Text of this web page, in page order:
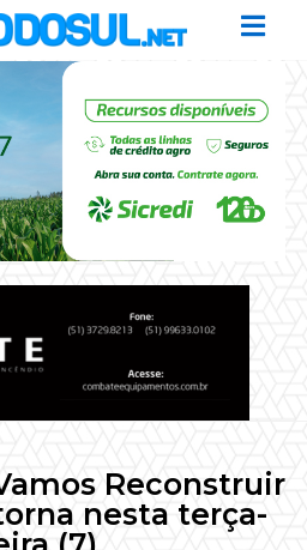
Reconstruir
nesta terça-